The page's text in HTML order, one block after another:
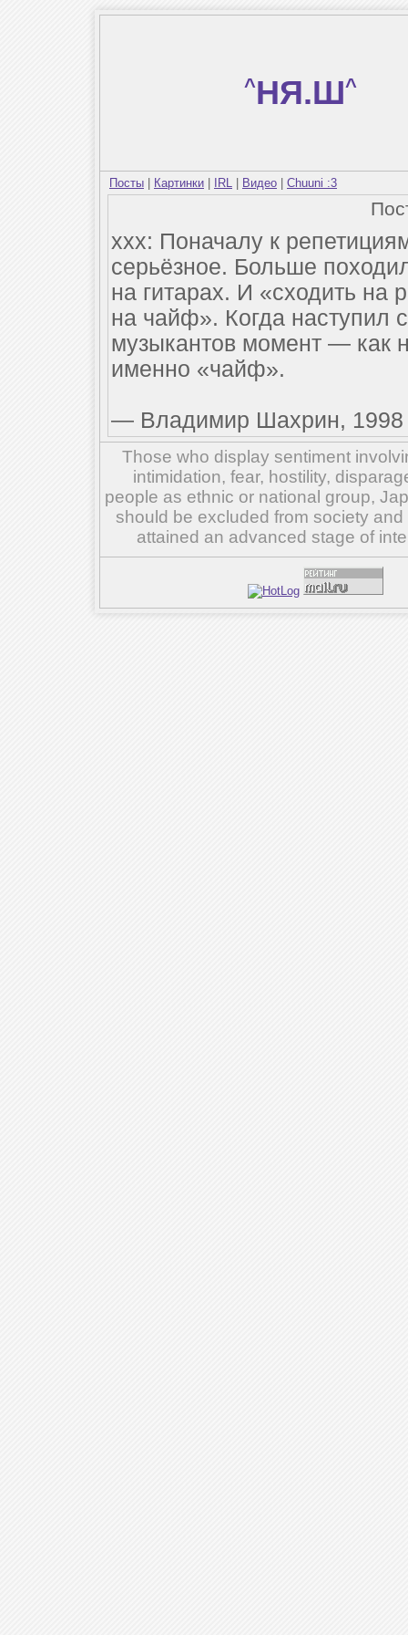
^НЯ.Ш^
Посты Картинки IRL Видео Chuuni :3
xxx: Поначалу к
серьёзное. Больше
на гитарах. И «сходить на
на чайф». Когда
музыкантов момент — как
именно «чайф».
— Владимир Шахрин, 1998
Those who display sentiment
intimidation, fear, hostility,
people as ethnic or national group,
should be excluded from society
attained an advanced stage of